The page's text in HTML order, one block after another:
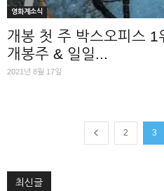
영화계소식
개봉 첫 주 박스오피스
개봉주 & 일일...
2021년 8월 17일
2 3
최신글